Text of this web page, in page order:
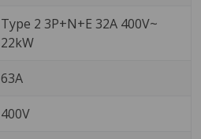
Type 2 3P+N+E 32A 400V~
22kW
63A
400V